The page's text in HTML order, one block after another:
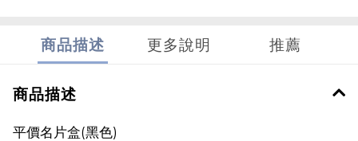
商品描述 更多說明 推薦
商品描述
平價名片盒(黑色)